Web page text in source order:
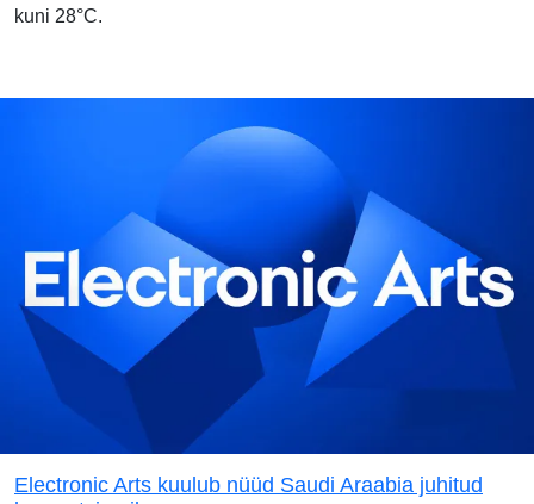
kuni 28°C.
Electronic Arts kuulub nüüd Saudi Araabia juhitud